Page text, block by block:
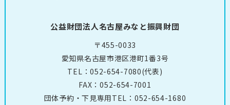
公益財団法人名古屋みなと振興財団
〒455-0033
愛知県名古屋市港区港町1番3号
TEL：052-654-7080(代表)
FAX：052-654-7001
団体予約・下見専用TEL： 052-654-1680